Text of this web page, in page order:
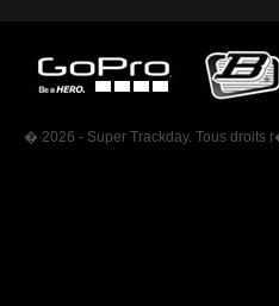
� 2026 - Super Trackday. Tous droits